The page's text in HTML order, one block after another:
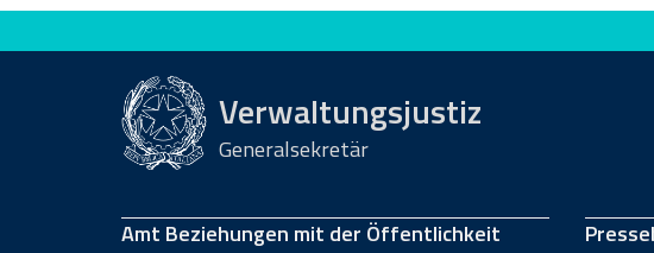
Bewerten Sie diese Seite
Verwaltungsjustiz
Generalsekretär
Amt Beziehungen mit der Öffentlichkeit